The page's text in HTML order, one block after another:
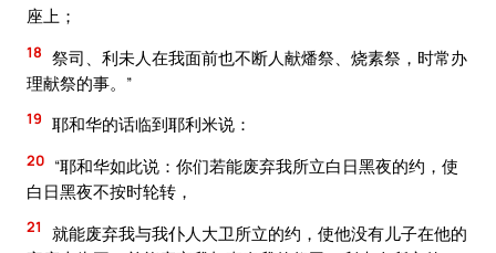
座上；
18 祭司、利未人在我面前也不断人献燔祭、烧素祭，时常办
理献祭的事。”
19 耶和华的话临到耶利米说：
20 “耶和华如此说：你们若能废弃我所立白日黑夜的约，使
白日黑夜不按时轮转，
21
就能废弃我与我仆人大卫所立的约，使他没有儿子在他的